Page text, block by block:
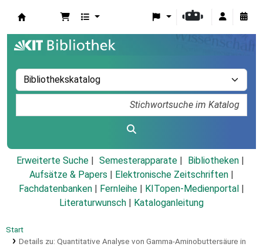
Erweiterte Suche Semesterapparate
Bibliotheken
Aufsätze & Papers
Elektronische Zeitschriften
Fachdatenbanken
Fernleihe KITopen-Medienportal
Literaturwunsch
Kataloganleitung
Start
Details zu: Quantitative Analyse von Gamma-Aminobuttersäure in